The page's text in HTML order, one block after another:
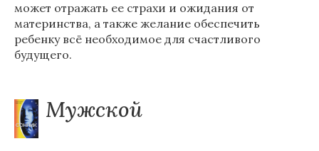
может отражать ее страхи и ожидания от
материнства, а также желание обеспечить
ребенку всё необходимое для счастливого
будущего.
Мужской